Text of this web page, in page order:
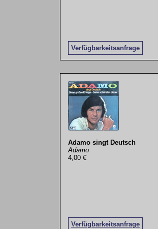
Verfügbarkeitsanfrage
Adamo singt Deutsch
Adamo
4,00 €
Verfügbarkeitsanfrage